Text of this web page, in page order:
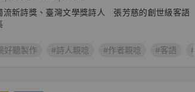
流新詩獎、臺灣文學獎詩人 張芳慈的創世級客語
好聽製作 #詩人親唸 #作者親唸 #客語